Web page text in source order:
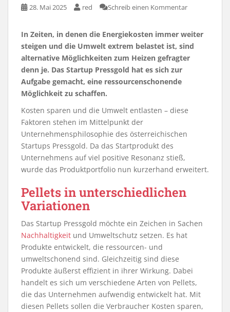
28. Mai 2025 red Schreib einen Kommentar
In Zeiten, in denen die Energiekosten immer weiter
steigen und die Umwelt extrem belastet ist, sind
alternative Möglichkeiten zum Heizen gefragter
denn je. Das Startup Pressgold hat es sich zur
Aufgabe gemacht, eine ressourcenschonende
Möglichkeit zu schaffen.
Kosten sparen und die Umwelt entlasten – diese
Faktoren stehen im Mittelpunkt der
Unternehmensphilosophie des österreichischen
Startups Pressgold. Da das Startprodukt des
Unternehmens auf viel positive Resonanz stieß,
wurde das Produktportfolio nun kurzerhand erweitert.
Pellets in unterschiedlichen
Variationen
Das Startup Pressgold möchte ein Zeichen in Sachen
Nachhaltigkeit und Umweltschutz setzen. Es hat
Produkte entwickelt, die ressourcen- und
umweltschonend sind. Gleichzeitig sind diese
Produkte äußerst effizient in ihrer Wirkung. Dabei
handelt es sich um verschiedene Arten von Pellets,
die das Unternehmen aufwendig entwickelt hat. Mit
diesen Pellets sollen die Verbraucher Kosten sparen,